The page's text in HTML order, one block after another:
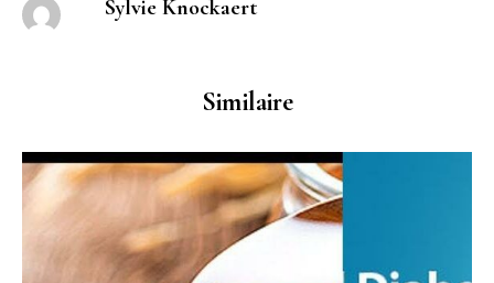
Sylvie Knockaert
Similaire